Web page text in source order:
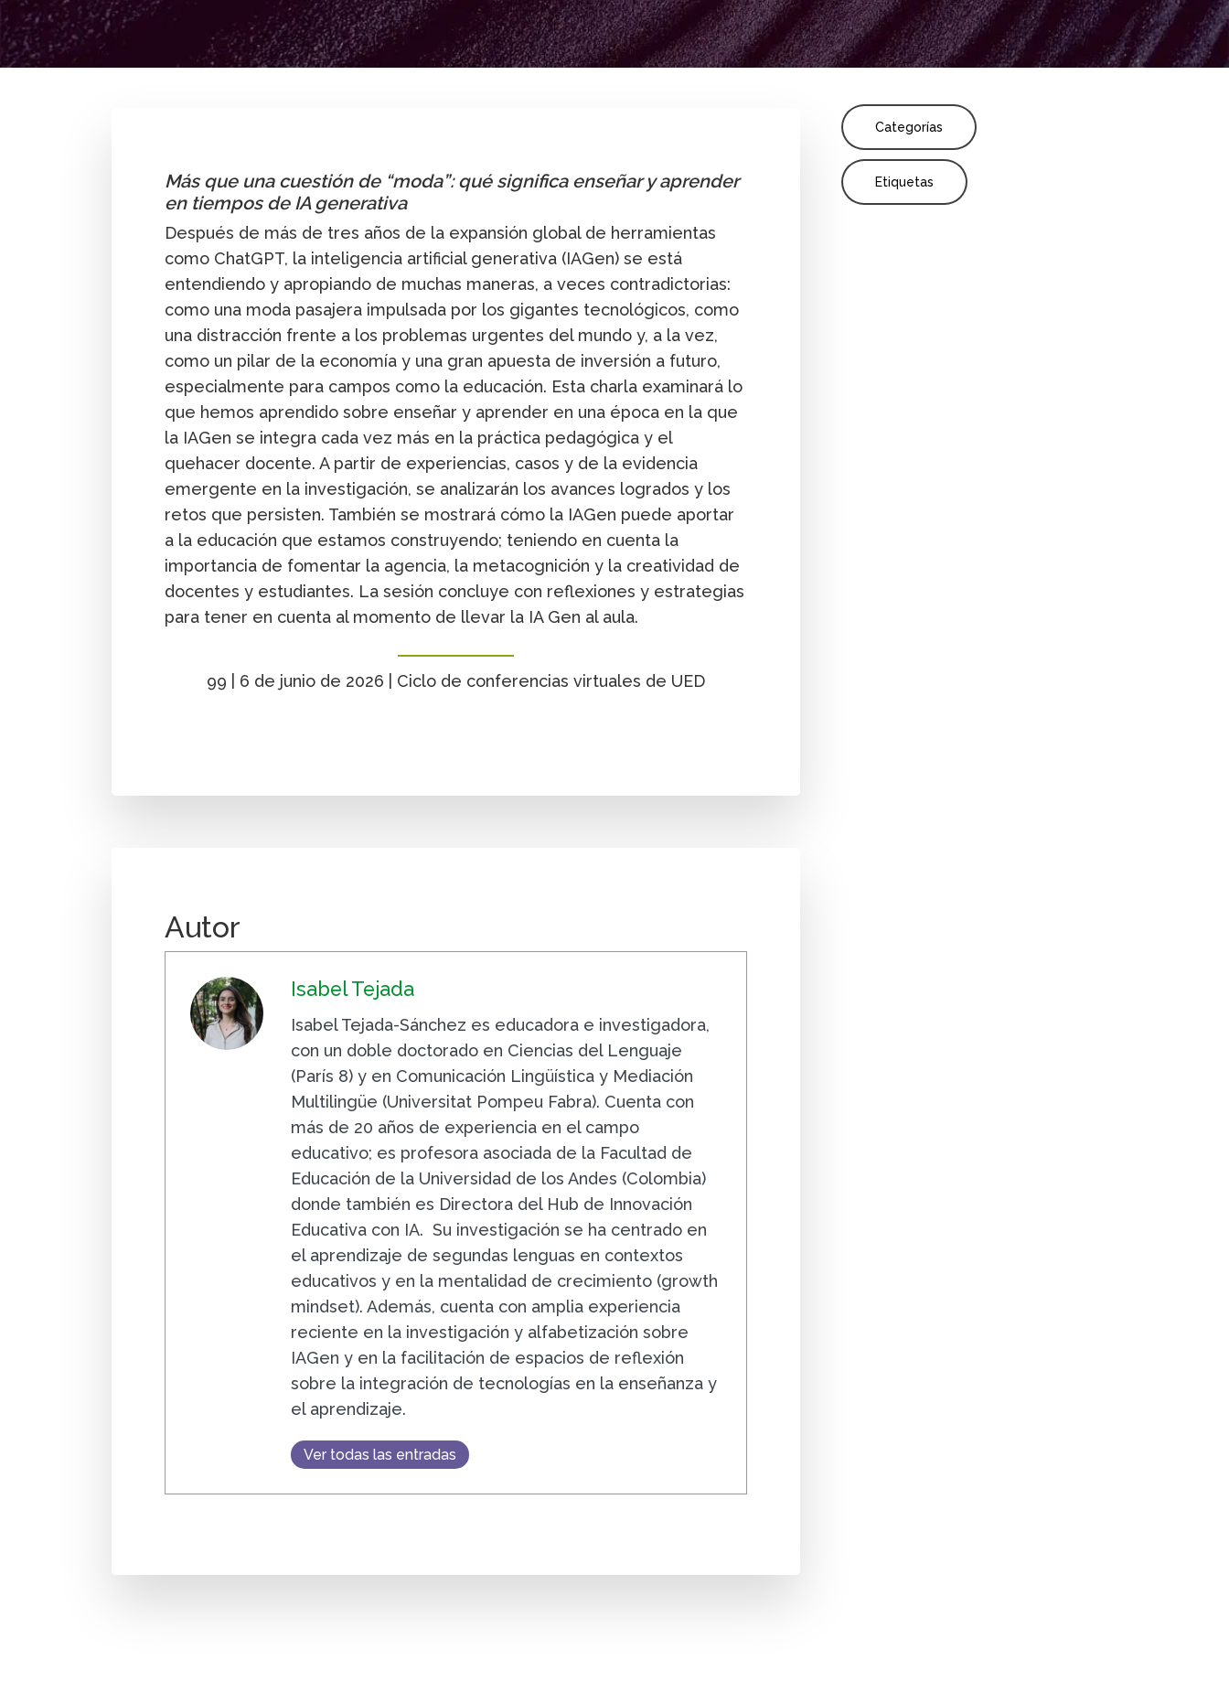
Share
Más que una cuestión de “moda”: qué significa enseñar y aprender
en tiempos de IA generativa
Después de más de tres años de la expansión global de herramientas
como ChatGPT, la inteligencia artificial generativa (IAGen) se está
entendiendo y apropiando de muchas maneras, a veces contradictorias:
como una moda pasajera impulsada por los gigantes tecnológicos, como
una distracción frente a los problemas urgentes del mundo y, a la vez,
como un pilar de la economía y una gran apuesta de inversión a futuro,
especialmente para campos como la educación. Esta charla examinará lo
que hemos aprendido sobre enseñar y aprender en una época en la que
la IAGen se integra cada vez más en la práctica pedagógica y el
quehacer docente. A partir de experiencias, casos y de la evidencia
emergente en la investigación, se analizarán los avances logrados y los
retos que persisten. También se mostrará cómo la IAGen puede aportar
a la educación que estamos construyendo; teniendo en cuenta la
importancia de fomentar la agencia, la metacognición y la creatividad de
docentes y estudiantes. La sesión concluye con reflexiones y estrategias
para tener en cuenta al momento de llevar la IA Gen al aula.
99 | 6 de junio de 2026 | Ciclo de conferencias virtuales de UED
Autor
Isabel Tejada
Isabel Tejada-Sánchez es educadora e investigadora,
con un doble doctorado en Ciencias del Lenguaje
(París 8) y en Comunicación Lingüística y Mediación
Multilingüe (Universitat Pompeu Fabra). Cuenta con
más de 20 años de experiencia en el campo
educativo; es profesora asociada de la Facultad de
Educación de la Universidad de los Andes (Colombia)
donde también es Directora del Hub de Innovación
Educativa con IA. Su investigación se ha centrado en
el aprendizaje de segundas lenguas en contextos
educativos y en la mentalidad de crecimiento (growth
mindset). Además, cuenta con amplia experiencia
reciente en la investigación y alfabetización sobre
IAGen y en la facilitación de espacios de reflexión
sobre la integración de tecnologías en la enseñanza y
el aprendizaje.
Ver todas las entradas
Categorías
Etiquetas